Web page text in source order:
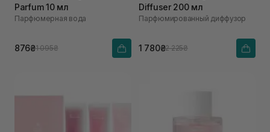
Parfum 10 мл
Парфюмерная вода
876₴1 095₴
Diffuser 200 мл
Парфюмированный диффузор
1 780₴2 225₴